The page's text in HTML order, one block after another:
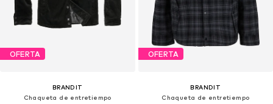
OFERTA
BRANDIT
Chaqueta de entretiempo
OFERTA
BRANDIT
Chaqueta de entretiempo